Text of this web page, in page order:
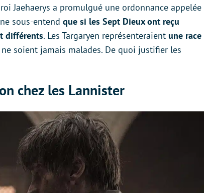
Jaehaerys a promulgué une ordonnance appelée
sous-entend que si les Sept Dieux ont reçu
différents. Les Targaryen représenteraient une race
soient jamais malades. De quoi justifier les
chez les Lannister